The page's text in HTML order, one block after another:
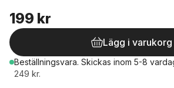
199 kr
Lägg i varukorg
Beställningsvara. Skickas inom 5-8
249 kr.